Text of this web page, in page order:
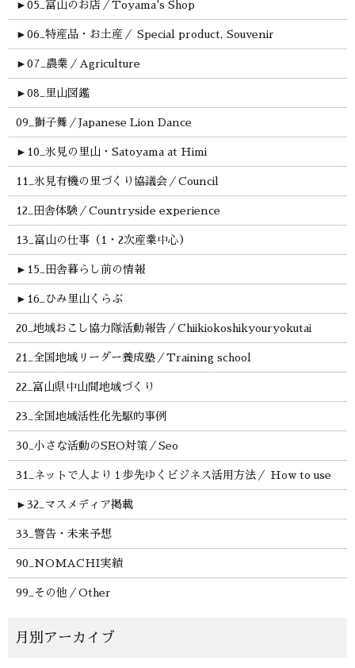
► 05_富山のお店／Toyama's Shop
► 06_特産品・お土産／ Special product, Souvenir
► 07_農業／Agriculture
► 08_里山図鑑
09_獅子舞／Japanese Lion Dance
► 10_氷見の里山・Satoyama at Himi
11_氷見有機の里づくり協議会／Council
12_田舎体験／Countryside experience
13_富山の仕事（1・2次産業中心）
► 15_田舎暮らし前の情報
► 16_ひみ里山くらぶ
20_地域おこし協力隊活動報告／Chiikiokoshikyouryokutai
21_全国地域リーダー養成塾／Training school
22_富山県中山間地域づくり
23_全国地域活性化先駆的事例
30_小さな活動のSEO対策／Seo
31_ネットで人より１歩先ゆくビジネス活用方法／ How to use
► 32_マスメディア掲載
33_警告・未来予想
90_NOMACHI実績
99_その他／Other